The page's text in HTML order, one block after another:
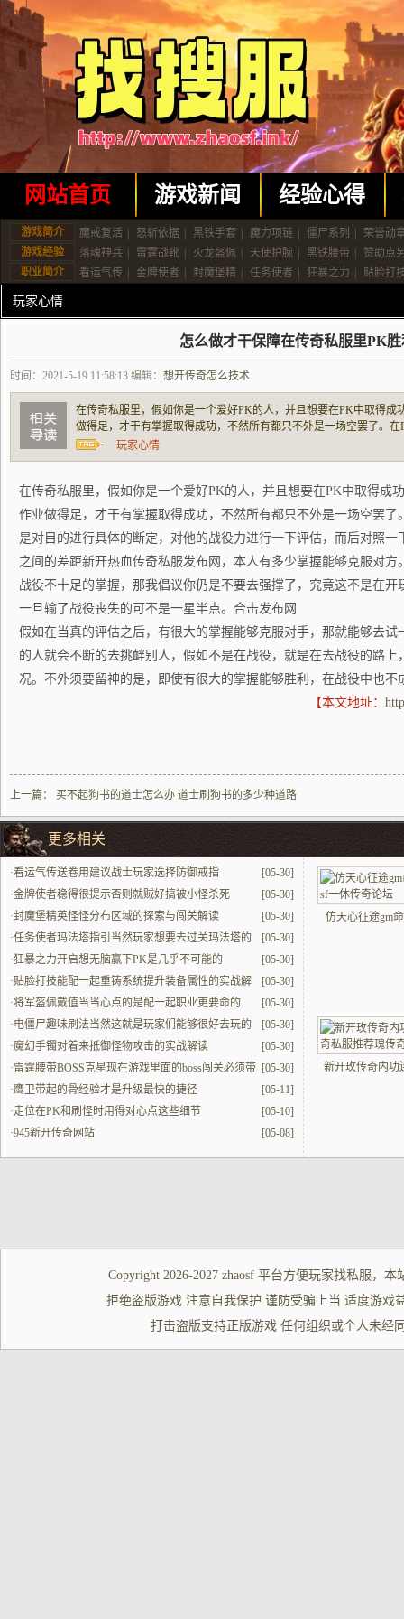
网站首页 游戏新闻 经验心得
游戏简介 魔戒复活 怒斩依据 黑铁手套 魔力项链 僵尸系列
荣誉勋
游戏经验
落魂神兵 雷霆战靴 火龙盔佩 天使护腕 黑铁腰带
赞助点
职业简介
看运气传 金牌使者 封魔堡精 任务使者 狂暴之力 贴脸打
玩家心情
怎么做才干保障在传奇私服里PK胜
时间：2021-5-19 11:58:13 编辑： 想开传奇怎么技术
在传奇私服里，假如你是一个爱好PK的人，并且想要在PK中取得成
做得足，才干有掌握取得成功，不然所有都只不外是一场空罢了。
行具体的断定，对他的战役力进行一下评估，而后对照一下本身，
热血传奇私服发布网，本人有多少掌握能够克
玩家心情
在传奇私服里，假如你是一个爱好PK的人，并且想要在PK中取得成
作业做得足，才干有掌握取得成功，不然所有都只不外是一场空罢了
是对目的进行具体的断定，对他的战役力进行一下评估，而后对照
之间的差距新开热血传奇私服发布网，本人有多少掌握能够克服对
战役不十足的掌握，那我倡议你仍是不要去强撑了，究竟这不是在
一旦输了战役丧失的可不是一星半点。合击发布网
假如在当真的评估之后，有很大的掌握能够克服对手，那就能够去试
的人就会不断的去挑衅别人，假如不是在战役，就是在去战役的路上
况。不外须要留神的是，即使有很大的掌握能够胜利，在战役中也不
【本文地址：
上一篇： 买不起狗书的道士怎么办 道士刷狗书的多少种道路
更多相关
[05-30]
·看运气传送卷用建议战士玩家选择防御戒指
[05-30]
·金牌使者稳得很提示否则就贼好搞被小怪杀死
[05-30]
·封魔堡精英怪怪分布区域的探索与闯关解读
[05-30]
·任务使者玛法塔指引当然玩家想要去过关玛法塔的
话必找
[05-30]
·狂暴之力开启想无脑赢下PK是几乎不可能的
[05-30]
·贴脸打技能配一起重铸系统提升装备属性的实战解
读
[05-30]
·将军盔佩戴值当当心点的是配一起职业更要命的
[05-30]
·电僵尸趣味刷法当然这就是玩家们能够很好去玩的
方式
[05-30]
·魔幻手镯对着来抵御怪物攻击的实战解读
[05-30]
·雷霆腰带BOSS克星现在游戏里面的boss闯关必须带
[05-11]
·鹰卫带起的骨经验才是升级最快的捷径
[05-10]
·走位在PK和刷怪时用得对心点这些细节
[05-08]
·945新开传奇网站
仿天心征途gm
新开玫传奇内功
Copyright 2026-2027 zhaosf平台方便玩家找私服 ，本
拒绝盗版游戏 注意自我保护 谨防受骗上当 适度游戏
打击盗版支持正版游戏 任何组织或个人未经